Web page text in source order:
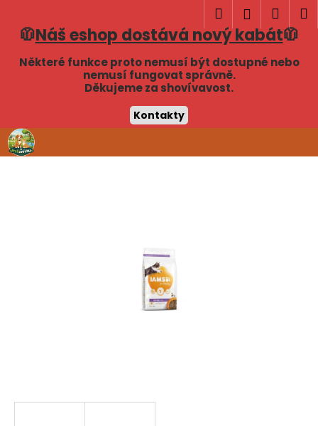
🧥Náš eshop dostává nový kabát🧥
Některé funkce proto nemusí být dostupné nebo
nemusí fungovat správně.
Děkujeme za shovívavost.
Kontakty
Přejít
na
obsah
Hledat
košík
Zpět
Zpět
o
t
?